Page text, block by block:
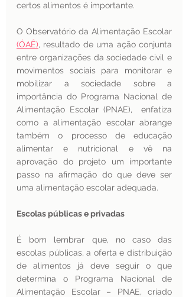
certos alimentos é importante.
(ÓAÊ), resultado de uma ação conjunta
entre organizações da sociedade civil e
movimentos sociais para monitorar e
mobilizar a sociedade sobre a
importância do Programa Nacional de
Alimentação Escolar (PNAE),  enfatiza
como a alimentação escolar abrange
também o processo de educação
alimentar e nutricional e vê na
aprovação do projeto um importante
passo na afirmação do que deve ser
uma alimentação escolar adequada.
Escolas públicas e privadas
É bom lembrar que, no caso das
escolas públicas, a oferta e distribuição
de alimentos já deve seguir o que
determina o Programa Nacional de
Alimentação Escolar – PNAE, criado